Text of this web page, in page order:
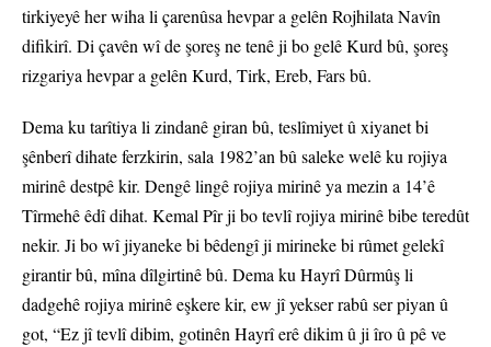
tirkiyeyê her wiha li çarenûsa hevpar a gelên Rojhilata Navîn
difikirî. Di çavên wî de şoreş ne tenê ji bo gelê Kurd bû, şoreş
rizgariya hevpar a gelên Kurd, Tirk, Ereb, Fars bû.
Dema ku tarîtiya li zindanê giran bû, teslîmiyet û xiyanet bi
şênberî dihate ferzkirin, sala 1982’an bû saleke welê ku rojiya
mirinê destpê kir. Dengê lingê rojiya mirinê ya mezin a 14’ê
Tîrmehê êdî dihat. Kemal Pîr ji bo tevlî rojiya mirinê bibe teredût
nekir. Ji bo wî jiyaneke bi bêdengî ji mirineke bi rûmet gelekî
girantir bû, mîna dîlgirtinê bû. Dema ku Hayrî Dûrmûş li
dadgehê rojiya mirinê eşkere kir, ew jî yekser rabû ser piyan û
got, “Ez jî tevlî dibim, gotinên Hayrî erê dikim û ji îro û pê ve